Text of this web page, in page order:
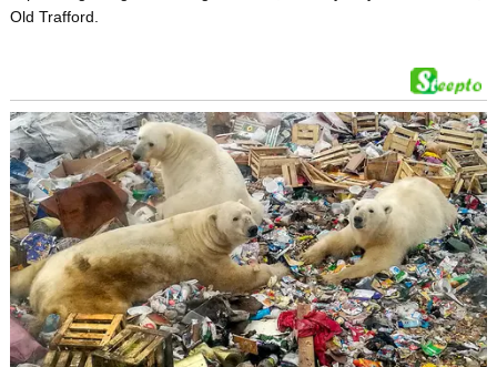
Old Trafford.